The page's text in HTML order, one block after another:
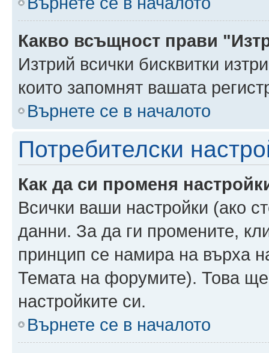
Какво всъщност прави
Изтрий всички бисквитки
които запомнят вашата
Върнете се в началото
Потребителски
Как да си променя
Всички ваши настройки (ако
данни. За да ги промените,
принцип се намира на върха
Темата на форумите). Това
настройките си.
Върнете се в началото